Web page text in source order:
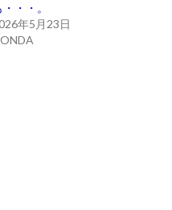
・・・。
年5月23日